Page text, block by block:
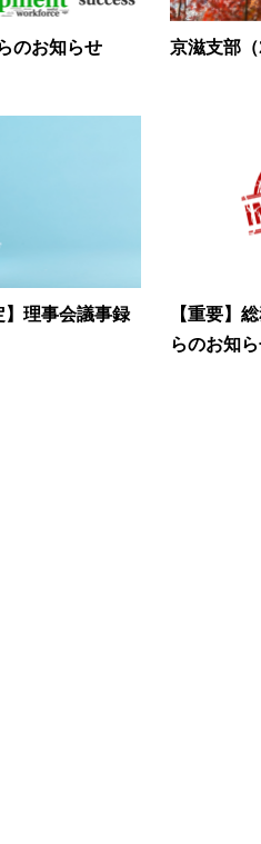
のお知らせ
京滋支部（
理事会議事録
【重要】
らのお知